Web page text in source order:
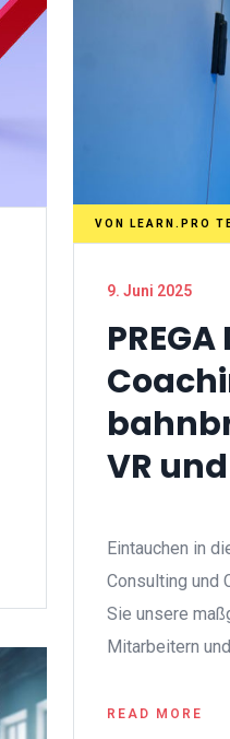
VON LEARN.PRO
9. Juni 2025
VR
Eintauchen in
Consulting und
Sie unsere
Mitarbeitern
READ MORE